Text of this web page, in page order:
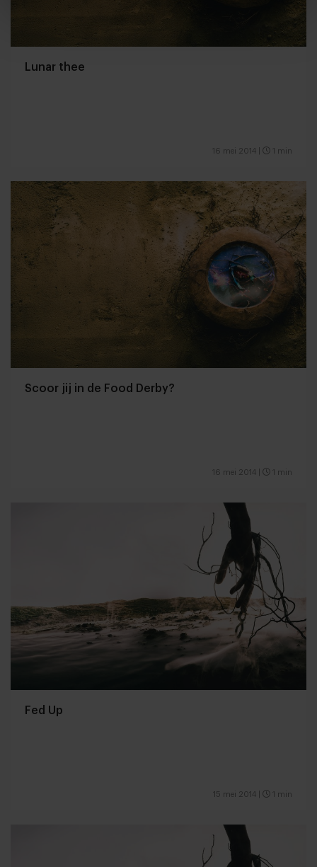
Lunar thee
16 mei 2014 1 min
Scoor jij in de Food Derby?
16 mei 2014 1 min
Fed Up
15 mei 2014 1 min